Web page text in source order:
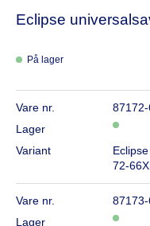
Eclipse
På lager
Vare nr.
Lager
Variant
72-
Vare nr.
Lager